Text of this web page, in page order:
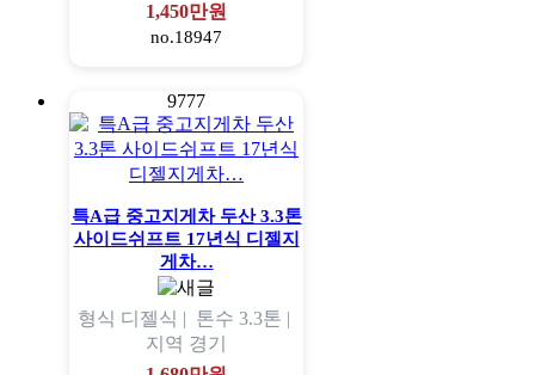
1,450만원
no.18947
9777
특A급 중고지게차 두산 3.3톤
사이드쉬프트 17년식 디젤지
게차…
형식 디젤식 | 톤수 3.3톤 |
지역 경기